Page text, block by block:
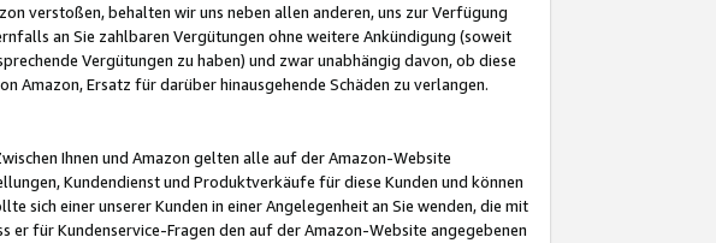
verstoßen, behalten wir uns neben allen anderen, uns zur Verfügung
an Sie zahlbaren Vergütungen ohne weitere Ankündigung (soweit
Vergütungen zu haben) und zwar unabhängig davon, ob diese
Amazon, Ersatz für darüber hinausgehende Schäden zu verlangen.
Ihnen und Amazon gelten alle auf der Amazon-Website
Kundendienst und Produktverkäufe für diese Kunden und können
sich einer unserer Kunden in einer Angelegenheit an Sie wenden, die mit
für Kundenservice-Fragen den auf der Amazon-Website angegebenen